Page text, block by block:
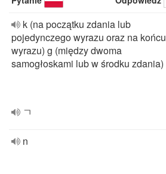
k (na początku zdania lub
pojedynczego wyrazu oraz na końcu
wyrazu) g (między dwoma
samogłoskami lub w środku zdania)
ㄱ
n